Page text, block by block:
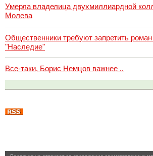
Умерла владелица двухмиллиардной
Молева
Общественники требуют запретить
"Наследие"
Все-таки, Борис Немцов важнее ..